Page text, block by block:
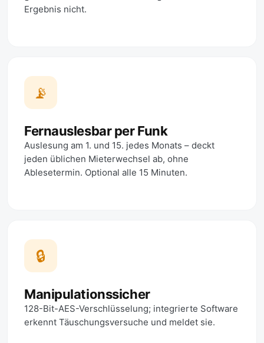
Ergebnis nicht.
📡
Fernauslesbar per Funk
Auslesung am 1. und 15. jedes Monats – deckt
jeden üblichen Mieterwechsel ab, ohne
Ablesetermin. Optional alle 15 Minuten.
🔒
Manipulationssicher
128-Bit-AES-Verschlüsselung; integrierte Software
erkennt Täuschungsversuche und meldet sie.